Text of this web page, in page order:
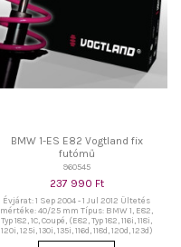
BMW 1-ES E82 Vogtland fix
futómű
960545
237 990 Ft
Évjárat: 1 Sep 2004 - 1 Jul 2012 Ültetés
mértéke: 40/25 mm Típus: BMW 1, E82,
Typ 182, 1C, Coupé, (E82, Typ 182, 116i, 118i,
120i, 125i, 130i, 135i, 116d, 118d, 120d, 123d)